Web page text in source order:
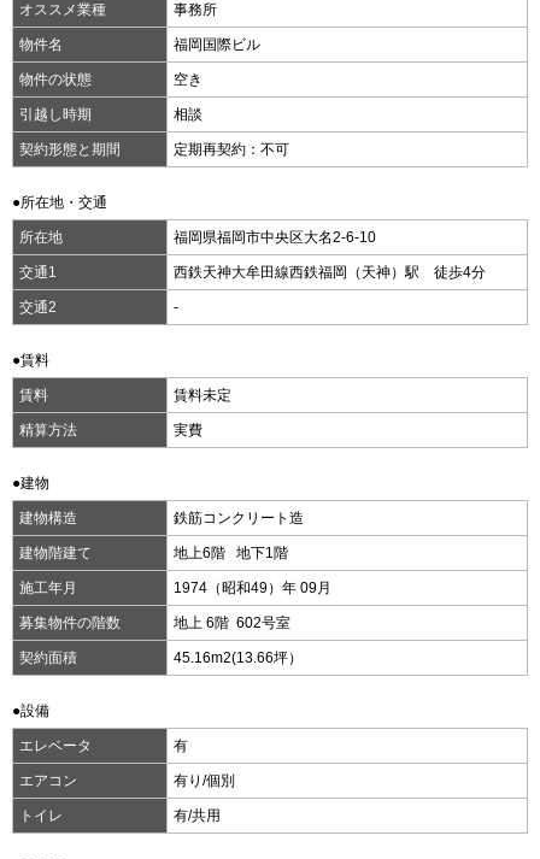
オススメ業種 事務所
物件名 福岡国際ビル
物件の状態 空き
引越し時期 相談
契約形態と期間 定期再契約：不可
●所在地・交通
所在地 福岡県福岡市中央区大名2-6-10
交通1 西鉄天神大牟田線西鉄福岡（天神）駅 徒歩4分
交通2 -
●賃料
賃料 賃料未定
精算方法 実費
●建物
建物構造 鉄筋コンクリート造
建物階建て 地上6階 地下1階
施工年月 1974（昭和49）年 09月
募集物件の階数 地上 6階 602号室
契約面積 45.16m2(13.66坪）
●設備
エレベータ 有
エアコン 有り/個別
トイレ 有/共用